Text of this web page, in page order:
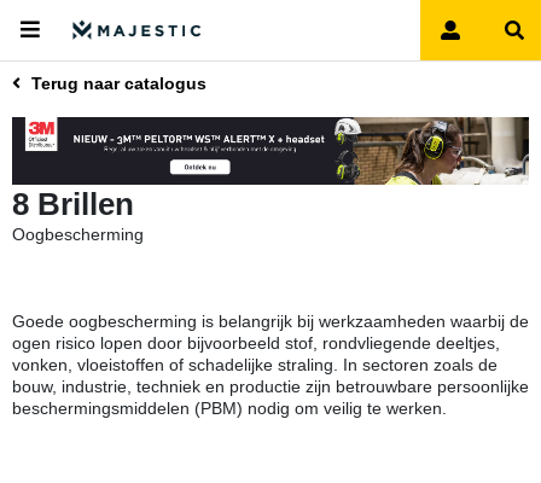
Terug naar catalogus
8 Brillen
Oogbescherming
Goede oogbescherming is belangrijk bij werkzaamheden waarbij de
ogen risico lopen door bijvoorbeeld stof, rondvliegende deeltjes,
vonken, vloeistoffen of schadelijke straling. In sectoren zoals de
bouw, industrie, techniek en productie zijn betrouwbare persoonlijke
beschermingsmiddelen (PBM) nodig om veilig te werken.